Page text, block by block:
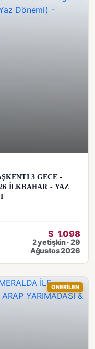
3 GECE -
İLKBAHAR - YAZ
$ 1.098
2 yetişkin · 29
Ağustos 2026
ÖNERİLEN